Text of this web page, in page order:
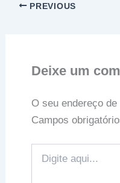
PREVIOUS
Deixe um
O seu endereço
Campos
aqui...